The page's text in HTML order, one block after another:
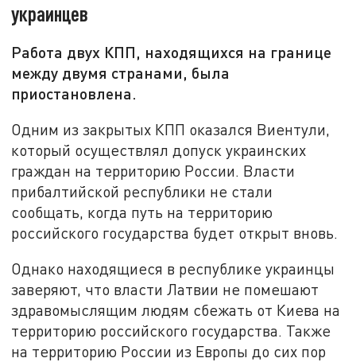
украинцев
Работа двух КПП, находящихся на границе
между двумя странами, была
приостановлена.
Одним из закрытых КПП оказался Виентули,
который осуществлял допуск украинских
граждан на территорию России. Власти
прибалтийской республики не стали
сообщать, когда путь на территорию
российского государства будет открыт вновь.
Однако находящиеся в республике украинцы
заверяют, что власти Латвии не помешают
здравомыслящим людям сбежать от Киева на
территорию российского государства. Также
на территорию России из Европы до сих пор